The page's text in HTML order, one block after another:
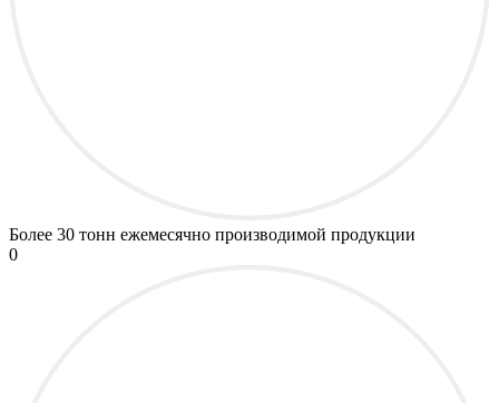
Более 30 тонн ежемесячно производимой продукции
0